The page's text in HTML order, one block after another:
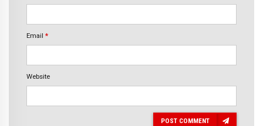
Email *
Website
POST COMMENT